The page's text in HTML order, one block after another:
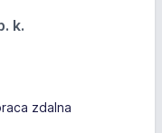
k.
zdalna